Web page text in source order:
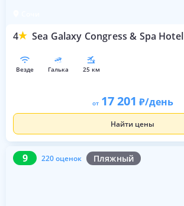
4 Sea Galaxy Congress & Spa Hotel
везде галька 25 км
от 17 201 /день
Найти цены
9 220 оценок Пляжный
9 220 оценок